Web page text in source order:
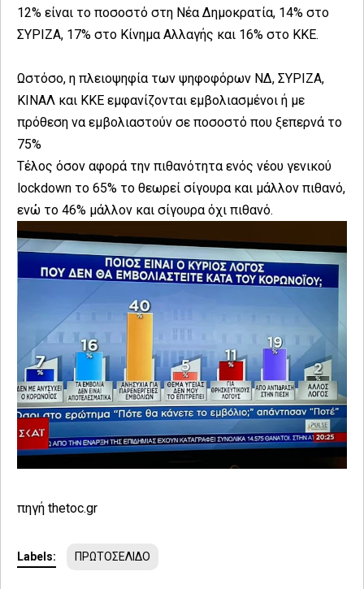
12% είναι το ποσοστό στη Νέα Δημοκρατία, 14% στο
ΣΥΡΙΖΑ, 17% στο Κίνημα Αλλαγής και 16% στο ΚΚΕ.
Ωστόσο, η πλειοψηφία των ψηφοφόρων ΝΔ, ΣΥΡΙΖΑ,
ΚΙΝΑΛ και ΚΚΕ εμφανίζονται εμβολιασμένοι ή με
πρόθεση να εμβολιαστούν σε ποσοστό που ξεπερνά το
75%
Τέλος όσον αφορά την πιθανότητα ενός νέου γενικού
lockdown το 65% το θεωρεί σίγουρα και μάλλον πιθανό,
ενώ το 46% μάλλον και σίγουρα όχι πιθανό.
πηγή thetoc.gr
Labels: ΠΡΩΤΟΣΕΛΙΔΟ